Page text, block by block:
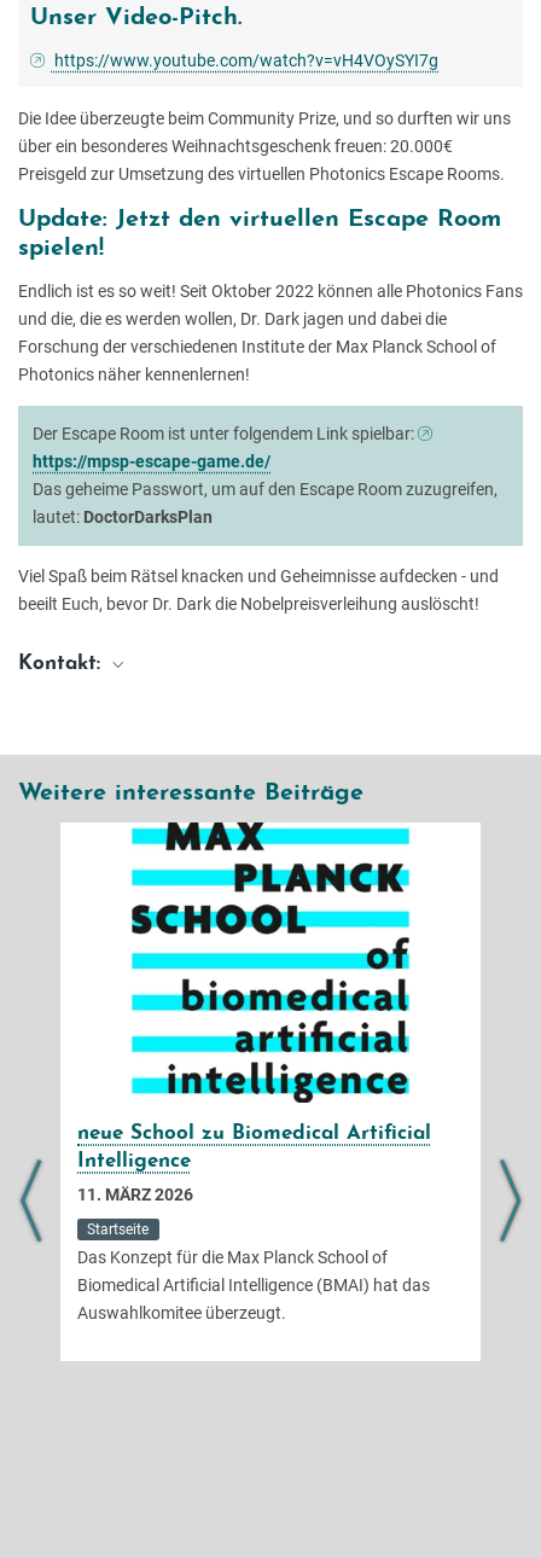
Unser Video-Pitch.
https://www.youtube.com/watch?v=vH4VOySYI7g
Die Idee überzeugte beim Community Prize, und so durften wir uns
über ein besonderes Weihnachtsgeschenk freuen: 20.000€
Preisgeld zur Umsetzung des virtuellen Photonics Escape Rooms.
Update: Jetzt den virtuellen Escape Room
spielen!
Endlich ist es so weit! Seit Oktober 2022 können alle Photonics Fans
und die, die es werden wollen, Dr. Dark jagen und dabei die
Forschung der verschiedenen Institute der Max Planck School of
Photonics näher kennenlernen!
Der Escape Room ist unter folgendem Link spielbar:
https://mpsp-escape-game.de/
Das geheime Passwort, um auf den Escape Room zuzugreifen,
lautet: DoctorDarksPlan
Viel Spaß beim Rätsel knacken und Geheimnisse aufdecken - und
beeilt Euch, bevor Dr. Dark die Nobelpreisverleihung auslöscht!
Kontakt:
Anna-Katharina Grimm
Marketing Coordinator
anna.grimm@maxplanckschools.de
Friedrich Schiller University Jena
Weitere interessante Beiträge
neue School zu Biomedical Artificial
Intelligence
11. MÄRZ 2026
Startseite
Das Konzept für die Max Planck School of
Biomedical Artificial Intelligence (BMAI) hat das
Auswahlkomitee überzeugt.